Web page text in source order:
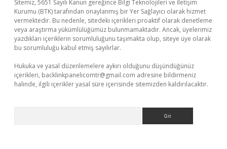
Sitemiz, 5651 Sayılı Kanun gereğince Bilgi Teknolojileri ve İletişim
Kurumu (BTK) tarafından onaylanmış bir Yer Sağlayıcı olarak hizmet
vermektedir. Bu nedenle, sitedeki içerikleri proaktif olarak denetleme
veya araştırma yükümlülüğümüz bulunmamaktadır. Ancak, üyelerimiz
yazdıkları içeriklerin sorumluluğunu taşımakta olup, siteye üye olarak
bu sorumluluğu kabul etmiş sayılırlar.
Hukuka ve yasal düzenlemelere aykırı olduğunu düşündüğünüz
içerikleri, backlinkpanelicomtr@gmail.com adresine bildirmeniz
halinde, ilgili içerikler yasal süre içerisinde sitemizden kaldırılacaktır.